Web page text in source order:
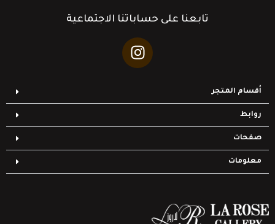
تابعنا على حساباتنا الاجتماعية
أقسام المتجر
روابط
صفحات
معلومات